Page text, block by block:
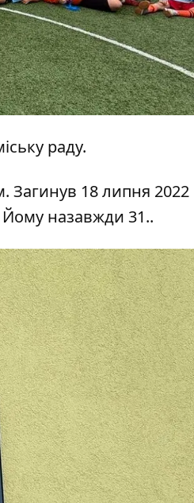
раду.
Загинув 18 липня 2022
Йому назавжди 31..